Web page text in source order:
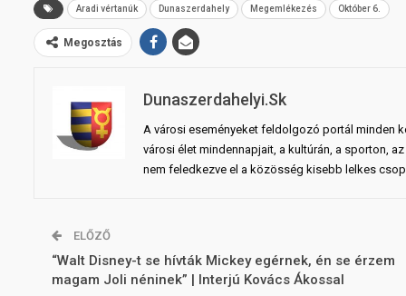
Aradi vértanúk Dunaszerdahely Megemlékezés Október 6.
Megosztás
Dunaszerdahelyi.sk
A városi eseményeket feldolgozó portál minden
városi élet mindennapjait, a kultúrán, a sporton,
nem feledkezve el a közösség kisebb lelkes
ELŐZŐ
“Walt Disney-t se hívták Mickey egérnek, én se érzem
magam Joli néninek” | Interjú Kovács Ákossal